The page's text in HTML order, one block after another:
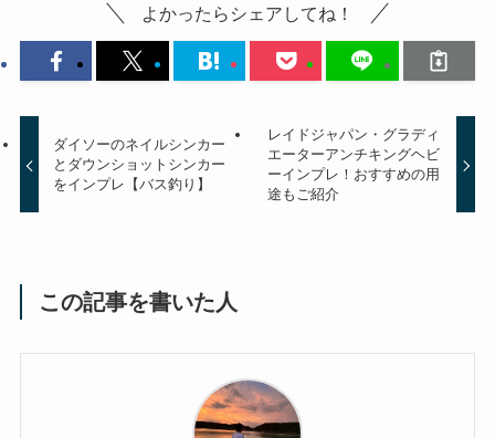
よかったらシェアしてね！
ダイソーのネイルシンカー
とダウンショットシンカー
をインプレ【バス釣り】
レイドジャパン・グラディ
エーターアンチキングヘビ
ーインプレ！おすすめの用
途もご紹介
この記事を書いた人